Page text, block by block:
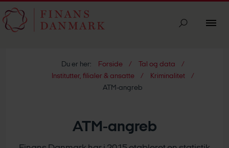
Du er her: Forside
Tal og data
Institutter, filialer & ansatte
Kriminalitet
ATM-angreb
ATM-angreb